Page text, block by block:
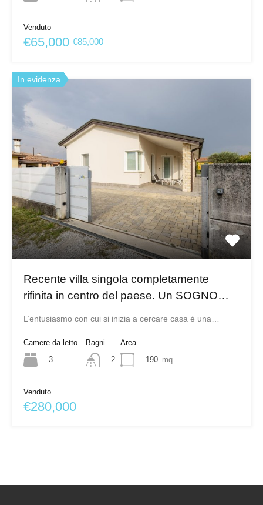
Venduto
€65,000 €85,000
In evidenza
Recente villa singola completamente
rifinita in centro del paese. Un SOGNO…
L’entusiasmo con cui si inizia a cercare casa è una…
Camere da letto
3
Bagni
2
Area
190 mq
Venduto
€280,000